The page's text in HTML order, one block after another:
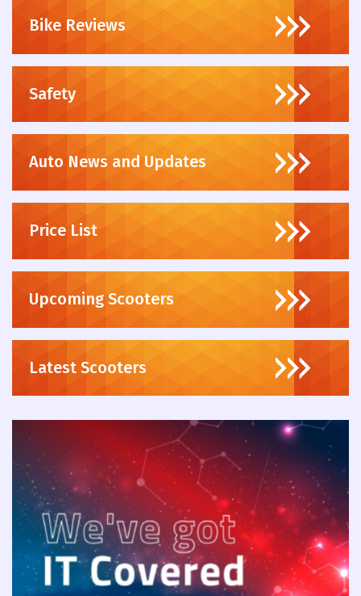
Bike Reviews
Safety
Auto News and Updates
Price List
Upcoming Scooters
Latest Scooters